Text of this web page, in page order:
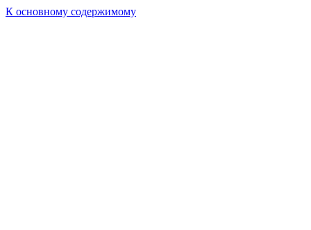
К основному содержимому